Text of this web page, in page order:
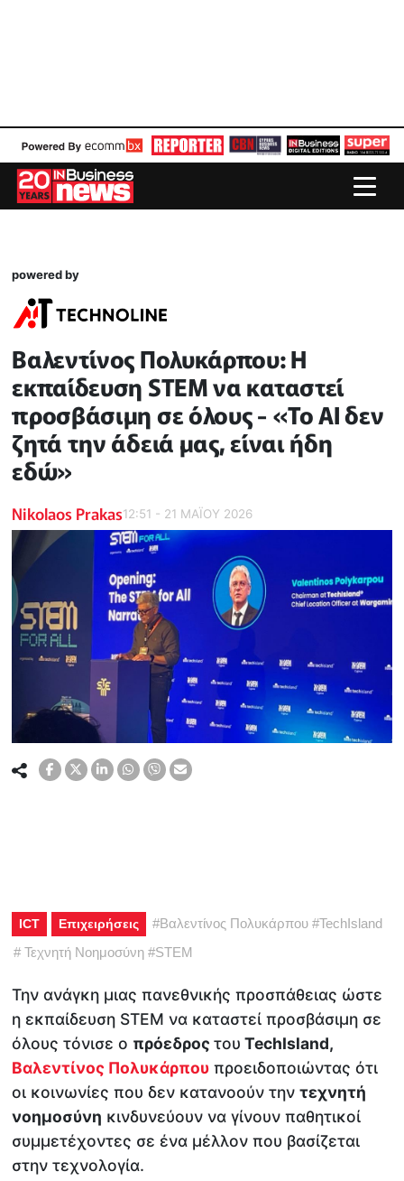
powered by
Βαλεντίνος Πολυκάρπου: Η
εκπαίδευση STEM να καταστεί
προσβάσιμη σε όλους - «Το AI δεν
ζητά την άδειά μας, είναι ήδη
εδώ»
Nikolaos Prakas12:51 - 21 ΜΑΪ́ΟΥ 2026
ICT Επιχειρήσεις #Βαλεντίνος Πολυκάρπου #TechIsland
# Τεχνητή Νοημοσύνη #STEM
Την ανάγκη μιας πανεθνικής προσπάθειας ώστε
η εκπαίδευση STEM να καταστεί προσβάσιμη σε
όλους τόνισε ο πρόεδροςτου TechIsland,
Βαλεντίνος Πολυκάρπου προειδοποιώντας ότι
οι κοινωνίες που δεν κατανοούν τηντεχνητή
νοημοσύνη κινδυνεύουν να γίνουν παθητικοί
συμμετέχοντες σε ένα μέλλον που βασίζεται
στην τεχνολογία.